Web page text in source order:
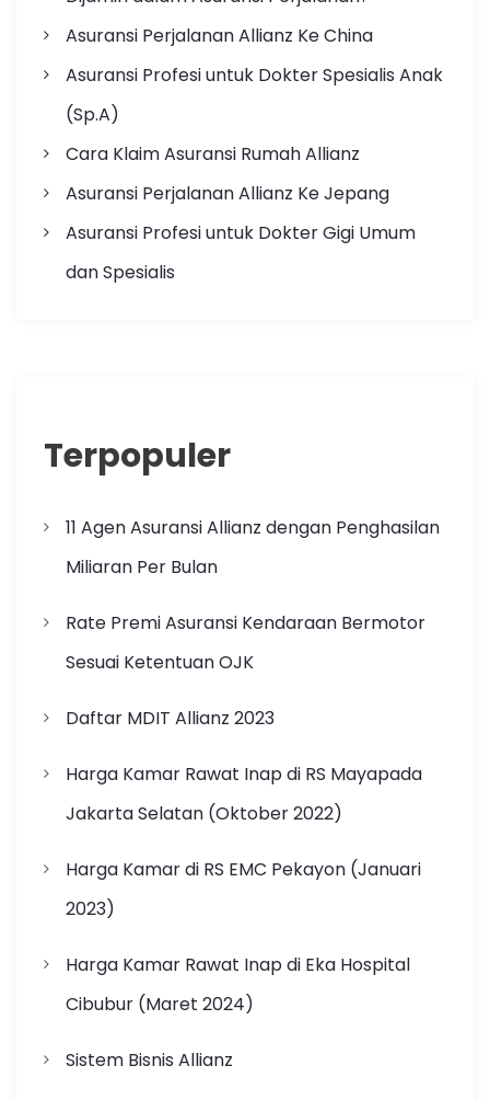
Asuransi Perjalanan Allianz Ke China
Asuransi Profesi untuk Dokter Spesialis Anak
(Sp.A)
Cara Klaim Asuransi Rumah Allianz
Asuransi Perjalanan Allianz Ke Jepang
Asuransi Profesi untuk Dokter Gigi Umum
dan Spesialis
Terpopuler
11 Agen Asuransi Allianz dengan Penghasilan
Miliaran Per Bulan
Rate Premi Asuransi Kendaraan Bermotor
Sesuai Ketentuan OJK
Daftar MDIT Allianz 2023
Harga Kamar Rawat Inap di RS Mayapada
Jakarta Selatan (Oktober 2022)
Harga Kamar di RS EMC Pekayon (Januari
2023)
Harga Kamar Rawat Inap di Eka Hospital
Cibubur (Maret 2024)
Sistem Bisnis Allianz